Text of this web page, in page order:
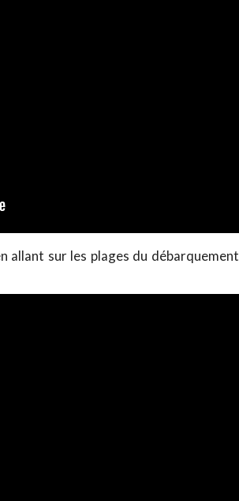
allant sur les plages du débarquement